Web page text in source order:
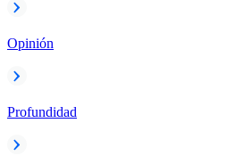
Opinión
Profundidad